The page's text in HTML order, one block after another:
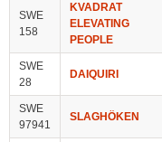
SWE
158
KVADRAT
ELEVATING
PEOPLE
SWE
28
DAIQUIRI
SWE
97941
SLAGHÖKEN